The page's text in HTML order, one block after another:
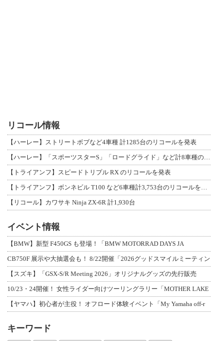
リコール情報
【ハーレー】ストリートボブなど4車種 計1285台のリコールを発表
【ハーレー】「スポーツスターS」「ロードグライド」など計8車種のリコールを発表
【トライアンフ】スピードトリプル RX のリコールを発表
【トライアンフ】ボンネビル T100 など6車種計3,753台のリコールを発表
【リコール】カワサキ Ninja ZX-6R 計1,930台
イベント情報
【BMW】新型 F450GS も登場！「BMW MOTORRAD DAYS JA
CB750F 展示や大抽選会も！ 8/22開催「2026グッドスマイルミーティン
【スズキ】「GSX-S/R Meeting 2026」オリジナルグッズの先行販売
10/23・24開催！ 女性ライダー向けツーリングラリー「MOTHER LAKE
【ヤマハ】初心者が主役！ オフロード体験イベント「My Yamaha off-r
キーワード